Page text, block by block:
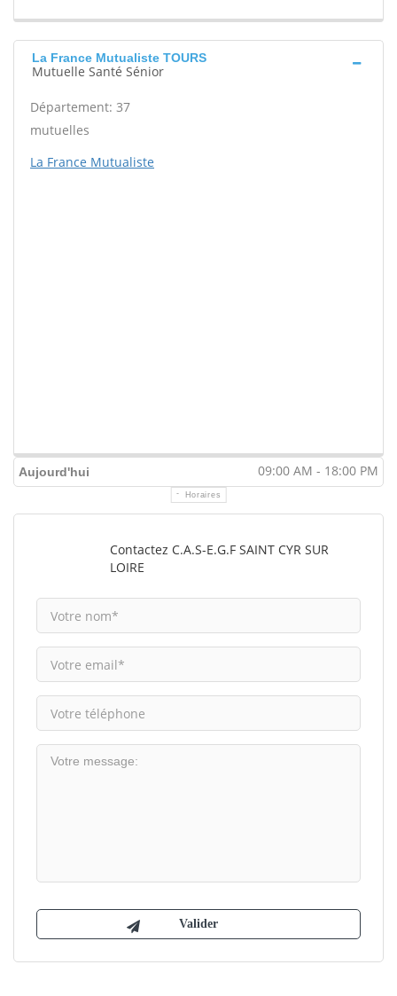
La France Mutualiste TOURS
Mutuelle Santé Sénior
Département: 37
mutuelles
La France Mutualiste
Aujourd'hui 09:00 AM - 18:00 PM
Horaires
Contactez C.A.S-E.G.F SAINT CYR SUR
LOIRE